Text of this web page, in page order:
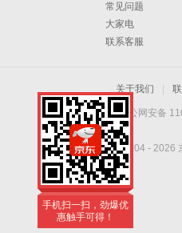
常见问题
大家电
联系客服
关于我们
京公网安备
Copyright © 2004 - 2026
手机扫一扫，劲爆优
惠触手可得！
手机扫一扫，劲爆优
惠触手可得！